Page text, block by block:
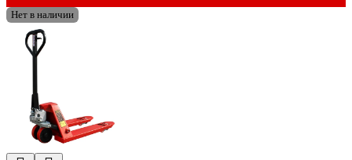
Нет в наличии